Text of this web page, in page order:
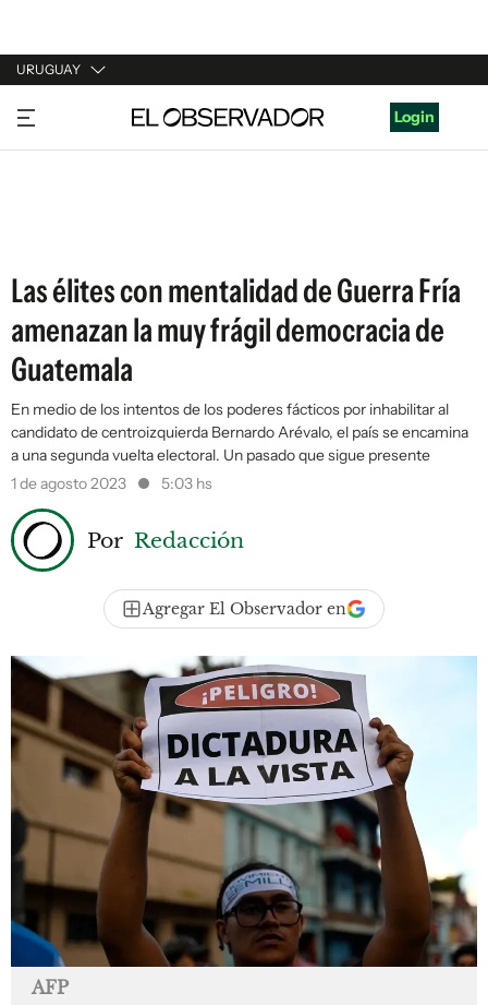
URUGUAY
URUGUAY
ARGENTINA
Login
Las élites con mentalidad de Guerra Fría
amenazan la muy frágil democracia de
Guatemala
En medio de los intentos de los poderes fácticos por inhabilitar al
candidato de centroizquierda Bernardo Arévalo, el país se encamina
a una segunda vuelta electoral. Un pasado que sigue presente
1 de agosto 2023
5:03 hs
Por Redacción
Agregar El Observador en
AFP